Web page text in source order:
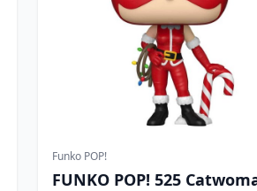
Funko POP!
FUNKO POP! 525